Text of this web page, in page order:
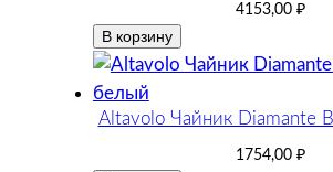
4153,00 ₽
В корзину
Altavolo Чайник Diamante
1754,00 ₽